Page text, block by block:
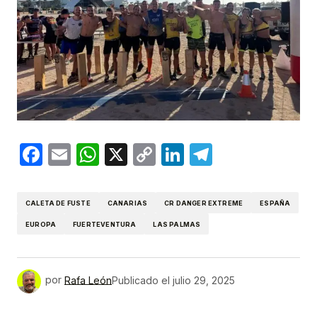
Facebook
EmailWhatsApp
X
CopyLinkedIn
CALETA DE FUSTE CANARIAS CR DANGER EXTREME ESPAÑA
EUROPA FUERTEVENTURA LAS PALMAS
por Rafa LeónPublicado el julio 29, 2025